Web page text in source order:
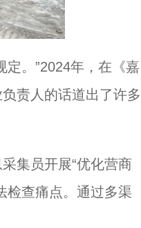
。”2024年，在《嘉
责人的话道出了许多
集员开展“优化营商
检查痛点。通过多渠